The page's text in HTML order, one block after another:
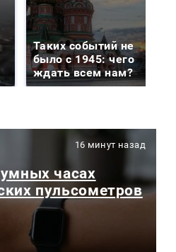
Таких событий не
было с 1945: чего
ждать всем нам?
16 минут назад
часах
пульсометров